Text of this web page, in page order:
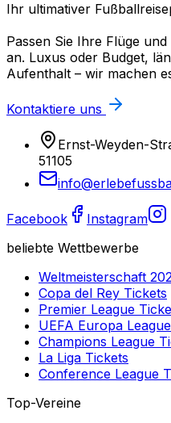
Ihr ultimativer
Passen Sie Ihre Flüge
an. Luxus oder Budget,
Aufenthalt – wir machen
Kontaktiere uns
Ernst-Weyden-
51105
Facebook
Instagram
beliebte Wettbewerbe
Weltmeisterschaft
Copa del Rey Tickets
Premier League
UEFA Europa League
Champions League
La Liga Tickets
Conference League
Top-Vereine